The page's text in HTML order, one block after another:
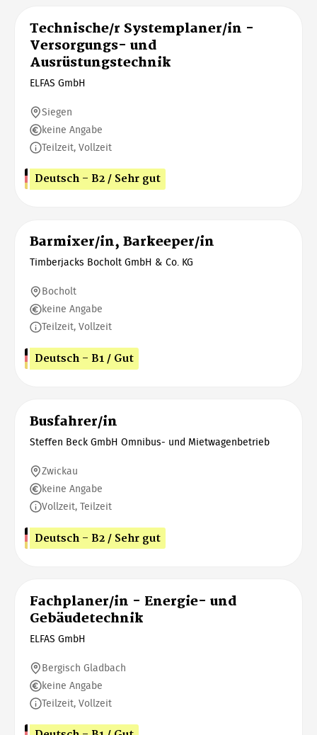
Technische/r Systemplaner/in -
Versorgungs- und
Ausrüstungstechnik
ELFAS GmbH
Siegen
keine Angabe
Teilzeit, Vollzeit
Deutsch - B2 / Sehr gut
Barmixer/in, Barkeeper/in
Timberjacks Bocholt GmbH & Co. KG
Bocholt
keine Angabe
Teilzeit, Vollzeit
Deutsch - B1 / Gut
Busfahrer/in
Steffen Beck GmbH Omnibus- und Mietwagenbetrieb
Zwickau
keine Angabe
Vollzeit, Teilzeit
Deutsch - B2 / Sehr gut
Fachplaner/in - Energie- und
Gebäudetechnik
ELFAS GmbH
Bergisch Gladbach
keine Angabe
Teilzeit, Vollzeit